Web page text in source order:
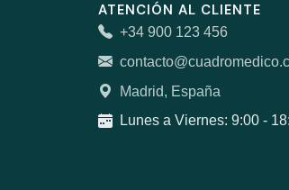
ATENCIÓN AL CLIENTE
+34 900 123 456
Madrid, España
Lunes a Viernes: 9:00 -